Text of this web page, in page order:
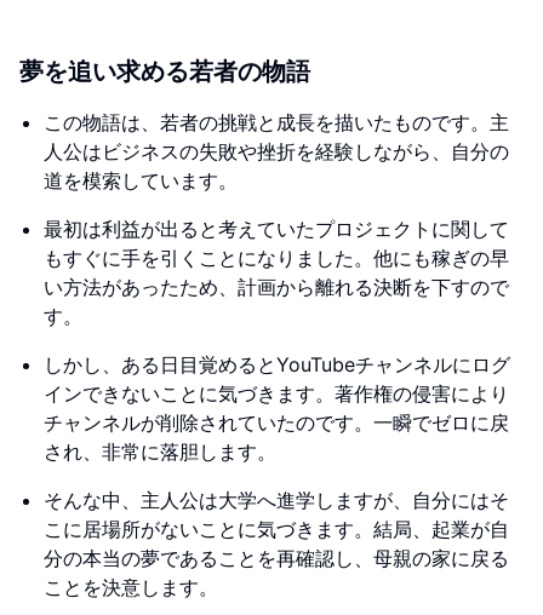
夢を追い求める若者の物語
この物語は、若者の挑戦と成長を描いたものです。主
人公はビジネスの失敗や挫折を経験しながら、自分の
道を模索しています。
最初は利益が出ると考えていたプロジェクトに関して
もすぐに手を引くことになりました。他にも稼ぎの早
い方法があったため、計画から離れる決断を下すので
す。
しかし、ある日目覚めるとYouTubeチャンネルにログ
インできないことに気づきます。著作権の侵害により
チャンネルが削除されていたのです。一瞬でゼロに戻
され、非常に落胆します。
そんな中、主人公は大学へ進学しますが、自分にはそ
こに居場所がないことに気づきます。結局、起業が自
分の本当の夢であることを再確認し、母親の家に戻る
ことを決意します。